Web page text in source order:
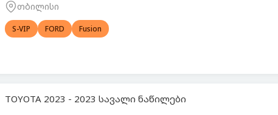
თბილისი
S-VIP FORD Fusion
TOYOTA 2023 - 2023 სავალი ნაწილები